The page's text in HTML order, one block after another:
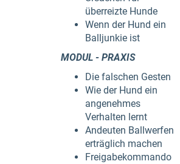
überreizte Hunde
Wenn der Hund ein
Balljunkie ist
MODUL - PRAXIS
Die falschen Gesten
Wie der Hund ein
angenehmes
Verhalten lernt
Andeuten Ballwerfen
erträglich machen
Freigabekommando